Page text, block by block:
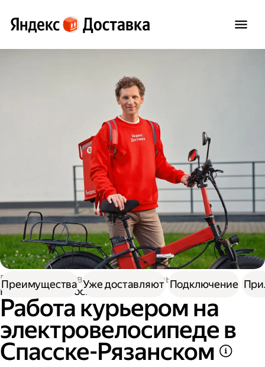
Работа в Доставке
Работа курьером
На электровелосипеде
Работа курьером на
электровелосипеде в
Спасске-Рязанском
Преимущества Уже доставляют Подключение